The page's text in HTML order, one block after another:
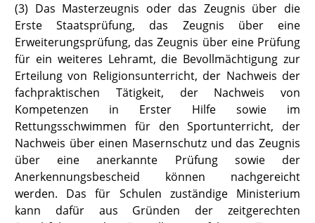
(3) Das Masterzeugnis oder das Zeugnis über die
Erste Staatsprüfung, das Zeugnis über eine
Erweiterungsprüfung, das Zeugnis über eine Prüfung
für ein weiteres Lehramt, die Bevollmächtigung zur
Erteilung von Religionsunterricht, der Nachweis der
fachpraktischen Tätigkeit, der Nachweis von
Kompetenzen in Erster Hilfe sowie im
Rettungsschwimmen für den Sportunterricht, der
Nachweis über einen Masernschutz und das Zeugnis
über eine anerkannte Prüfung sowie der
Anerkennungsbescheid können nachgereicht
werden. Das für Schulen zuständige Ministerium
kann dafür aus Gründen der zeitgerechten